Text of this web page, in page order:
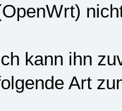
kann ihn
Art